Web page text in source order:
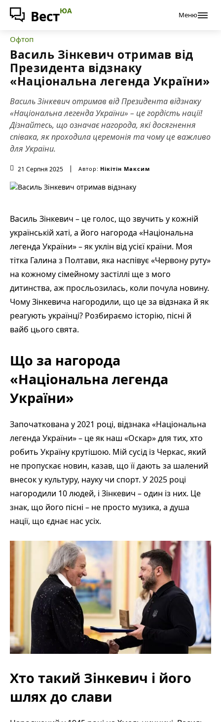
ВестЮА Меню
Офтоп
Василь Зінкевич отримав від
Президента відзнаку
«Національна легенда України»
Василь Зінкевич отримав від Президента відзнаку
«Національна легенда України» – це гордість нації!
Дізнайтесь, що означає нагорода, які досягнення
співака, як проходила церемонія та чому це важливо
для України.
21 Серпня 2025 Автор: Нікітін Максим
Василь Зінкевич – це голос, що звучить у кожній
українській хаті, а його нагорода «Національна
легенда України» – як уклін від усієї країни. Моя
тітка Галина з Полтави, яка наспівує «Червону руту»
на кожному сімейному застіллі ще з мого
дитинства, аж просльозилась, коли почула новину.
Чому Зінкевича нагородили, що це за відзнака й як
реагують українці? Розбираємо історію, пісні й
вайб цього свята.
Що за нагорода
«Національна легенда
України»
Започаткована у 2021 році, відзнака «Національна
легенда України» – це як наш «Оскар» для тих, хто
робить Україну крутішою. Мій сусід із Черкас, який
не пропускає новин, казав, що її дають за шалений
внесок у культуру, науку чи спорт. У 2025 році
нагородили 10 людей, і Зінкевич – один із них. Це
знак, що його пісні – не просто музика, а душа
нації, що єднає нас усіх.
Хто такий Зінкевич і його
шлях до слави